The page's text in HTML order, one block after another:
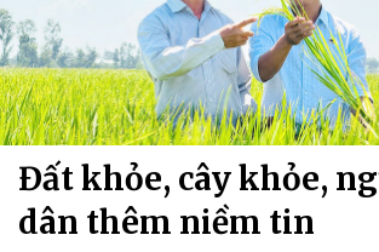
Đất khỏe, cây khỏe,
dân thêm niềm tin